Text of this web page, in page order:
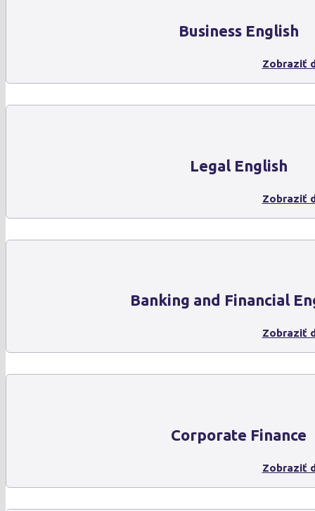
Business English
Zobraziť
Legal English
Zobraziť
Banking and Financial
Zobraziť
Corporate Finance
Zobraziť